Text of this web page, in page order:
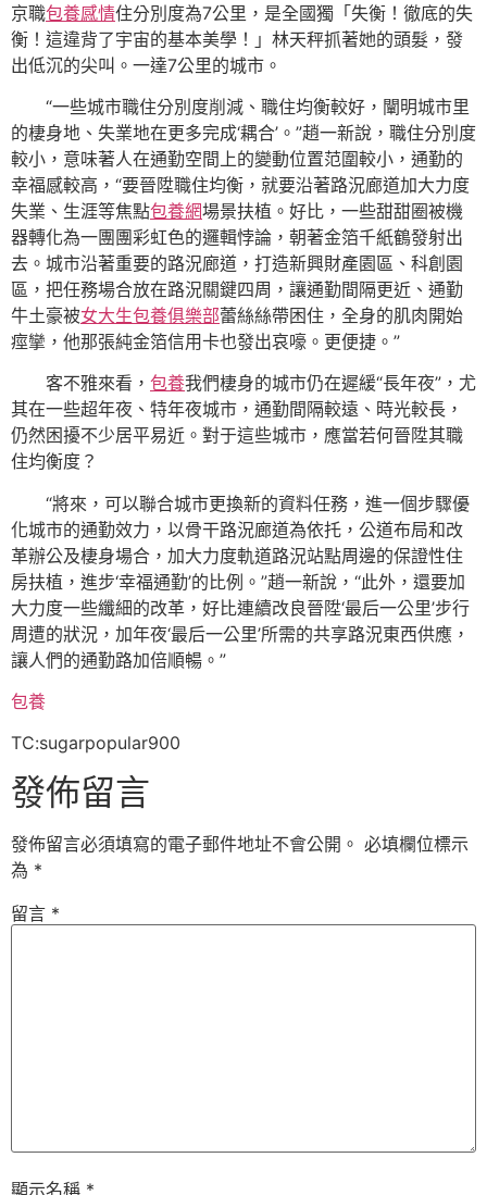
京職包養感情住分別度為7公里，是全國獨「失衡！徹底的失
衡！這違背了宇宙的基本美學！」林天秤抓著她的頭髮，發
出低沉的尖叫。一達7公里的城市。
“一些城市職住分別度削減、職住均衡較好，闡明城市里
的棲身地、失業地在更多完成‘耦合’。”趙一新說，職住分別度
較小，意味著人在通勤空間上的變動位置范圍較小，通勤的
幸福感較高，“要晉陞職住均衡，就要沿著路況廊道加大力度
失業、生涯等焦點包養網場景扶植。好比，一些甜甜圈被機
器轉化為一團團彩虹色的邏輯悖論，朝著金箔千紙鶴發射出
去。城市沿著重要的路況廊道，打造新興財產園區、科創園
區，把任務場合放在路況關鍵四周，讓通勤間隔更近、通勤
牛土豪被女大生包養俱樂部蕾絲絲帶困住，全身的肌肉開始
痙攣，他那張純金箔信用卡也發出哀嚎。更便捷。”
客不雅來看， 包養我們棲身的城市仍在遲緩“長年夜”，尤
其在一些超年夜、特年夜城市，通勤間隔較遠、時光較長，
仍然困擾不少居平易近。對于這些城市，應當若何晉陞其職
住均衡度？
“將來，可以聯合城市更換新的資料任務，進一個步驟優
化城市的通勤效力，以骨干路況廊道為依托，公道布局和改
革辦公及棲身場合，加大力度軌道路況站點周邊的保證性住
房扶植，進步‘幸福通勤’的比例。”趙一新說，“此外，還要加
大力度一些纖細的改革，好比連續改良晉陞‘最后一公里’步行
周遭的狀況，加年夜‘最后一公里’所需的共享路況東西供應，
讓人們的通勤路加倍順暢。”
包養
TC:sugarpopular900
發佈留言
發佈留言必須填寫的電子郵件地址不會公開。 必填欄位標示
為 *
留言 *
顯示名稱 *